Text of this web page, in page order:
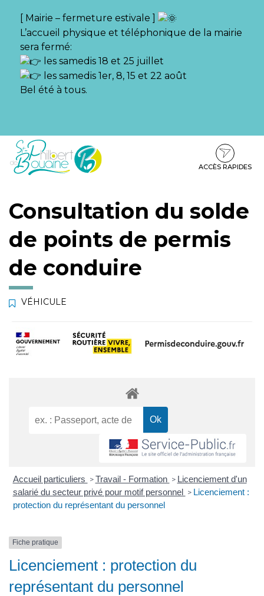
[ Mairie – fermeture estivale ]
L’accueil physique et téléphonique de la mairie
sera fermé:
les samedis 18 et 25 juillet
les samedis 1er, 8, 15 et 22 août
Bel été à tous.
Aller
Aller
contenu
Aller
pied
ACCÈS RAPIDES
Consultation du solde
de points de permis
de conduire
VÉHICULE
Accueil particuliers > Travail - Formation > Licenciement d'un
salarié du secteur privé pour motif personnel > Licenciement :
protection du représentant du personnel
Fiche pratique
Licenciement : protection du
représentant du personnel